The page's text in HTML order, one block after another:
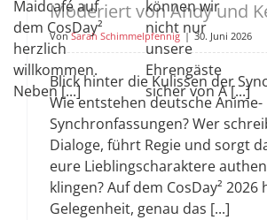
Moderiert von Andy und
VonSarah Schimmelpfennig | 30. Juni 2026
Blick hinter die Kulissen der
Wie entstehen deutsche Anime-
Synchronfassungen? Wer
Dialoge, führt Regie und sorgt
eure Lieblingscharaktere
klingen? Auf dem CosDay² 2026
Gelegenheit, genau das [...]
Maidcafé auf
dem CosDay²
herzlich
willkommen.
Neben [...]
können wir
nicht nur
unsere
Ehrengäste
sicher von A [...]